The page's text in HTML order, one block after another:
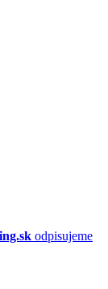
odpisujeme